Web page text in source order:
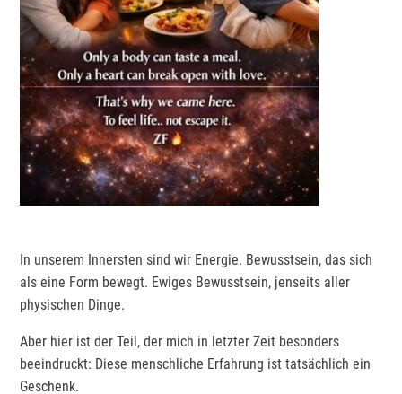
In unserem Innersten sind wir Energie. Bewusstsein, das sich
als eine Form bewegt. Ewiges Bewusstsein, jenseits aller
physischen Dinge.
Aber hier ist der Teil, der mich in letzter Zeit besonders
beeindruckt: Diese menschliche Erfahrung ist tatsächlich ein
Geschenk.